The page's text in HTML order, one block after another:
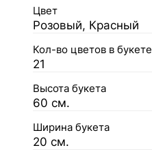
Цвет
Розовый, Красный
Кол-во цветов в букете
21
Высота букета
60 см.
Ширина букета
20 см.